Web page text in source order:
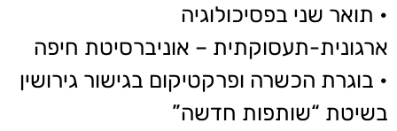
• תואר שני בפסיכולוגיה
ארגונית-תעסוקתית – אוניברסיטת חיפה
• בוגרת הכשרה ופרקטיקום בגישור גירושין
בשיטת “שותפות חדשה”